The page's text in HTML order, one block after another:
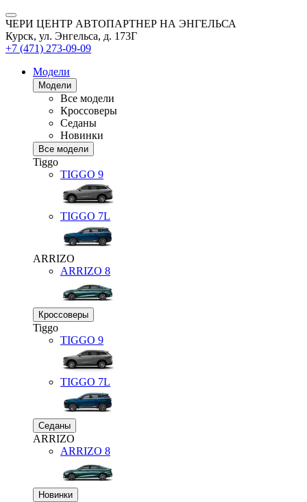
ЧЕРИ ЦЕНТР АВТОПАРТНЕР НА ЭНГЕЛЬСА
Курск, ул. Энгельса, д. 173Г
+7 (471) 273-09-09
Модели
Модели
Все модели
Кроссоверы
Седаны
Новинки
Все модели
Tiggo
TIGGO 9
TIGGO 7L
ARRIZO
ARRIZO 8
Кроссоверы
Tiggo
TIGGO 9
TIGGO 7L
Седаны
ARRIZO
ARRIZO 8
Новинки